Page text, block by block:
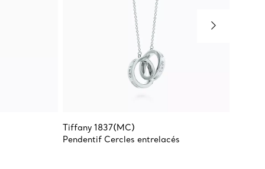
Tiffany 1837(MC)
Pendentif Cercles entrelacés